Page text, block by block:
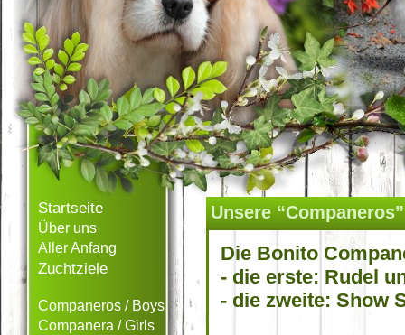
Startseite
Über uns
Aller Anfang
Zuchtziele
Companeros / Boys
Companera / Girls
Unsere
Die Bonito
- die erste: Rudel
- die zweite: Show